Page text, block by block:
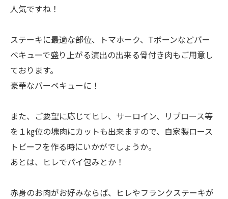
人気ですね！
ステーキに最適な部位、トマホーク、Tボーンなどバー
ベキューで盛り上がる演出の出来る骨付き肉もご用意し
ております。
豪華なバーベキューに！
また、ご要望に応じてヒレ、サーロイン、リブロース等
を１㎏位の塊肉にカットも出来ますので、自家製ロース
トビーフを作る時にいかがでしょうか。
あとは、ヒレでパイ包みとか！
赤身のお肉がお好みならば、ヒレやフランクステーキが